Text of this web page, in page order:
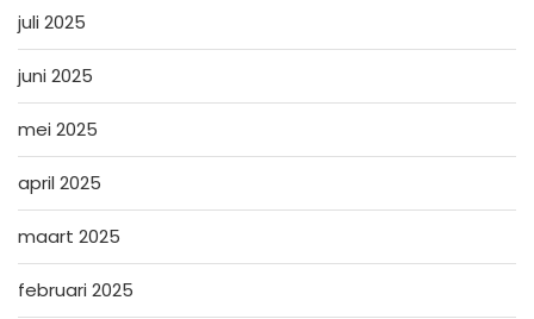
juli 2025
juni 2025
mei 2025
april 2025
maart 2025
februari 2025